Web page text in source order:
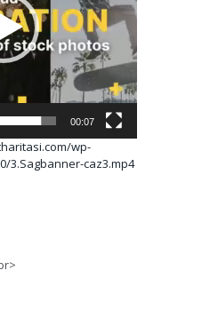
00:07
wp-
3.Sagbanner-caz3.mp4